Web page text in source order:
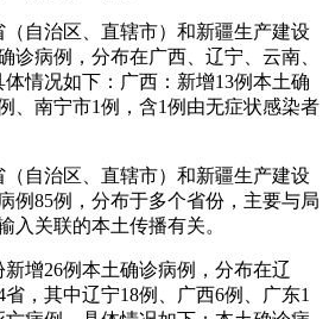
自治区、直辖市）和新疆生产建设
诊病例，分布在广西、辽宁、云南、
情况如下：广西：新增13例本土确
、南宁市1例，含1例由无症状感染者
自治区、直辖市）和新疆生产建设
例85例，分布于多个省份，主要与局
入关联的本土传播有关。
增26例本土确诊病例，分布在辽
，其中辽宁18例、广西6例、广东1